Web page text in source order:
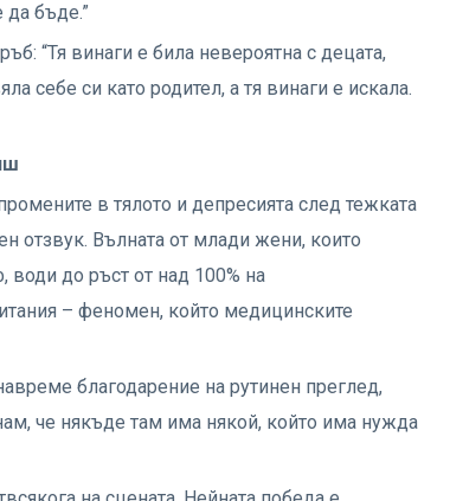
бъде.”
“Тя винаги е била невероятна с децата,
себе си като родител, а тя винаги е искала.
в тялото и депресията след тежката
отзвук. Вълната от млади жени, които
води до ръст от над 100% на
– феномен, който медицинските
благодарение на рутинен преглед,
че някъде там има някой, който има нужда